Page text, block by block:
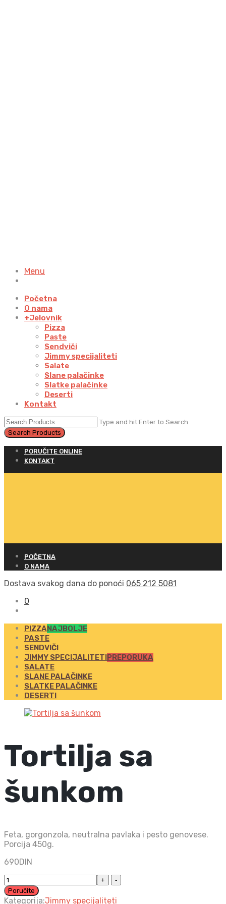
Menu
Početna
O nama
+Jelovnik
Pizza
Paste
Sendviči
Jimmy specijaliteti
Salate
Slane palačinke
Slatke palačinke
Deserti
Kontakt
Type and hit Enter to Search
PORUČITE ONLINE
KONTAKT
POČETNA
O NAMA
Dostava svakog dana do ponoći 065 212 5081
0
PIZZANAJBOLJE
PASTE
SENDVIČI
JIMMY SPECIJALITETIPREPORUKA
SALATE
SLANE PALAČINKE
SLATKE PALAČINKE
DESERTI
Tortilja sa
šunkom
Feta, gorgonzola, neutralna pavlaka i pesto genovese.
Porcija 450g.
690DIN
Tortilja
sa
šunkom
Poručite
Kategorija:Jimmy specijaliteti